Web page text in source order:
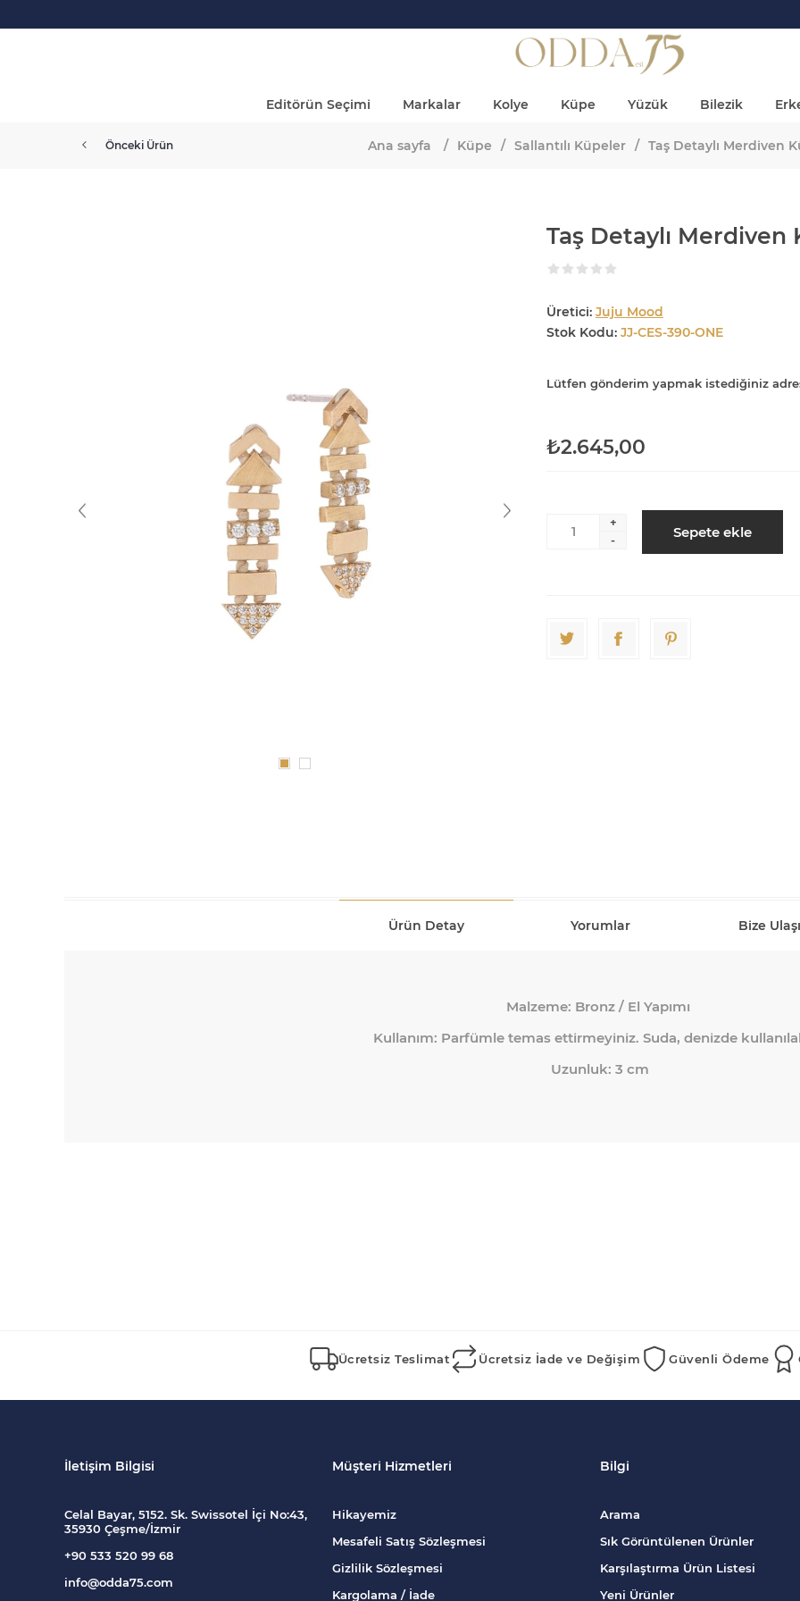
Editörün Seçimi Markalar Kolye Küpe Yüzük Bilezik
Ana sayfa / Küpe / Sallantılı Küpeler / Taş Detaylı Merdiven
Önceki Ürün
Taş Detaylı Merdiven
Üretici: Juju Mood
Stok Kodu: JJ-CES-390-ONE
Lütfen gönderim yapmak istediğiniz
₺2.645,00
+
-
Sepete ekle
Ürün Detay Yorumlar Bize
Malzeme: Bronz / El Yapımı
Kullanım: Parfümle temas ettirmeyiniz. Suda, denizde
Uzunluk: 3 cm
Ücretsiz Teslimat Ücretsiz İade ve Değişim Güvenli Ödeme
İletişim Bilgisi
Celal Bayar, 5152. Sk. Swissotel İçi No:43,
35930 Çeşme/İzmir
+90 533 520 99 68
info@odda75.com
Müşteri Hizmetleri
Hikayemiz
Mesafeli Satış Sözleşmesi
Gizlilik Sözleşmesi
Kargolama / İade
Bilgi
Arama
Sık Görüntülenen Ürünler
Karşılaştırma Ürün Listesi
Yeni Ürünler